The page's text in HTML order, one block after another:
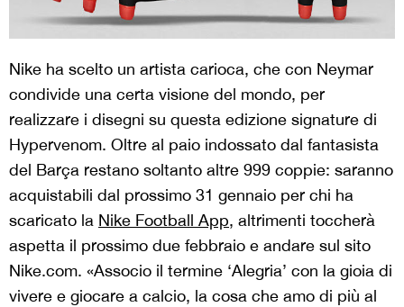
Nike ha scelto un artista carioca, che con Neymar
condivide una certa visione del mondo, per
realizzare i disegni su questa edizione signature di
Hypervenom. Oltre al paio indossato dal fantasista
del Barça restano soltanto altre 999 coppie: saranno
acquistabili dal prossimo 31 gennaio per chi ha
scaricato la Nike Football App, altrimenti toccherà
aspetta il prossimo due febbraio e andare sul sito
Nike.com. «Associo il termine ‘Alegria’ con la gioia di
vivere e giocare a calcio, la cosa che amo di più al